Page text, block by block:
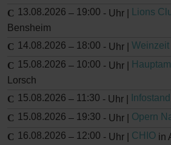
13.08.2026 – 19:00 - Uhr | Lions
Bensheim
14.08.2026 – 18:00 - Uhr | Weinzeit
15.08.2026 – 10:00 - Uhr |
Lorsch
15.08.2026 – 11:30 - Uhr |
15.08.2026 – 19:30 - Uhr | Opern
16.08.2026 – 12:00 - Uhr | CHIO in